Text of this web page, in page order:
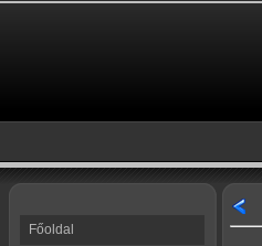
Főoldal